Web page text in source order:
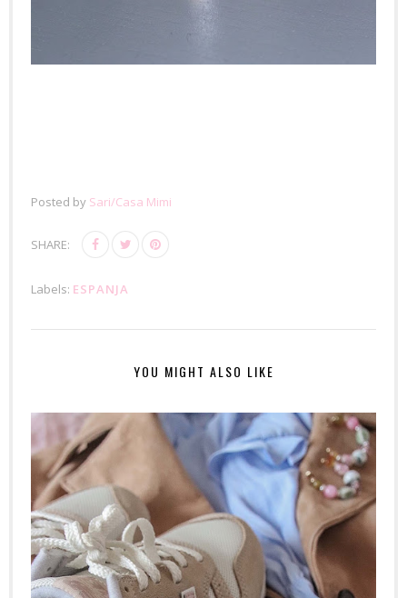
Posted by Sari/Casa Mimi
SHARE:
Labels: ESPANJA
YOU MIGHT ALSO LIKE